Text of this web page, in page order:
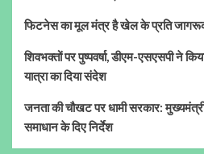
फिटनेस का मूल मंत्र है खेल के प्रति
शिवभक्तों पर पुष्पवर्षा, डीएम-एसएसपी ने
यात्रा का दिया संदेश
जनता की चौखट पर धामी सरकार:
समाधान के दिए निर्देश